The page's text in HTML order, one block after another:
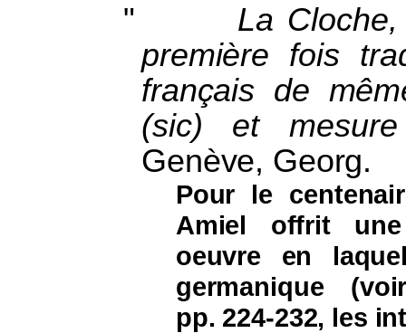
"
La
première fois
français de
(sic) et
Genève, Georg.
Pour le
Amiel offrit une
oeuvre en
germanique
pp. 224-232, les